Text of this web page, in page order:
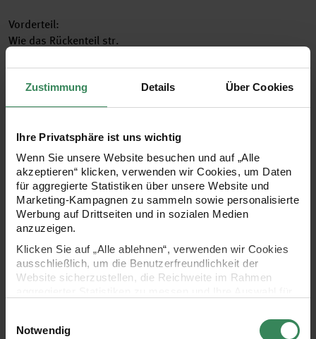
Zustimmung Details Über Cookies
Ihre Privatsphäre ist uns wichtig
Wenn Sie unsere Website besuchen und auf „Alle
akzeptieren“ klicken, verwenden wir Cookies, um Daten
für aggregierte Statistiken über unsere Website und
Marketing-Kampagnen zu sammeln sowie personalisierte
Werbung auf Drittseiten und in sozialen Medien
anzuzeigen.
Klicken Sie auf „Alle ablehnen“, verwenden wir Cookies
ausschließlich, um die Benutzerfreundlichkeit der
Website sicherzustellen, die Reichweite im Rahmen
Ihre Einwilligung ist freiwillig und kann jederzeit über den
Notwendig
Vorderteil:
Wie das Rückenteil str.
Fertigstellung:
Alle Teile laut Schnittzeichnung spannen, anfeuchten und
trocknen lassen. Die Seitennähte von unten ca. 30 cm
Rippenmuster jeweils umschlagen und an dem Rücken- bzw.
Vorderteil festnähen. Dann die Schulternähte über 12 (13 –
14) cm schließen. Für die Rollkante aus dem Halsausschnitt
ca. 114 (124 – 132) M herausstr. und 3 cm glatt re str. Alle M
gerade abk.
Weitere Infos herunterladen